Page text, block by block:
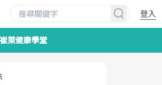
登入
萊健康學堂